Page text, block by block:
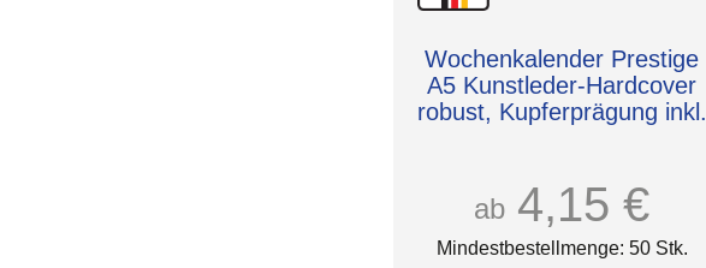
Wochenkalender Prestige
A5 Kunstleder-Hardcover
robust, Kupferprägung inkl.
ab 4,15 €
Mindestbestellmenge: 50 Stk.